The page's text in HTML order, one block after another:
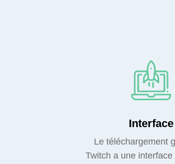
Interface
Le téléchargement
Twitch a une